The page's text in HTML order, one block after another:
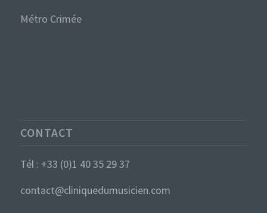
Métro Crimée
CONTACT
Tél : +33 (0)1 40 35 29 37
contact@cliniquedumusicien.com